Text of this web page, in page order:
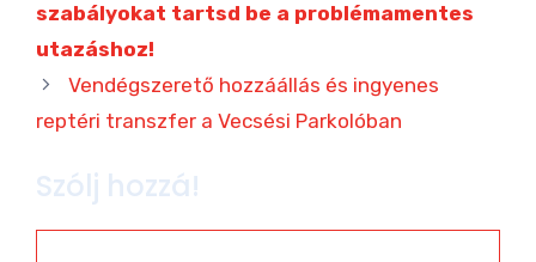
szabályokat tartsd be a problémamentes
utazáshoz!
Vendégszerető hozzáállás és ingyenes
reptéri transzfer a Vecsési Parkolóban
Szólj hozzá!